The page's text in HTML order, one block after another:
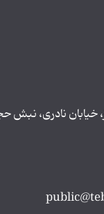
خیابان نادری،